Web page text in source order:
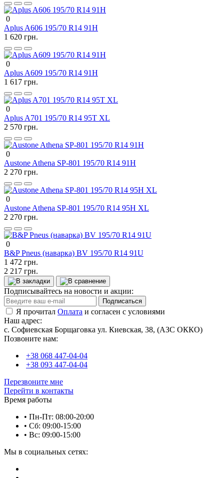
0
Aplus A606 195/70 R14 91H
1 620 грн.
0
Aplus A609 195/70 R14 91H
1 617 грн.
0
Aplus A701 195/70 R14 95T XL
2 570 грн.
0
Austone Athena SP-801 195/70 R14 91H
2 270 грн.
0
Austone Athena SP-801 195/70 R14 95H XL
2 270 грн.
0
B&P Pneus (наварка) BV 195/70 R14 91U
1 472 грн.
2 217 грн.
Подписывайтесь на новости и акции:
Подписаться
Я прочитал Оплата и согласен с условиями
Наш адрес:
с. Софиевская Борщаговка ул. Киевская, 38, (АЗС ОККО)
Позвоните нам:
+38 068 447-04-04
+38 093 447-04-04
Перезвоните мне
Перейти в контакты
Время работы
• Пн-Пт: 08:00-20:00
• Сб: 09:00-15:00
• Вс: 09:00-15:00
Мы в социальных сетях: